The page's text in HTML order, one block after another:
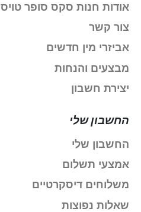
אודות חנות סקס סופר טויס
צור קשר
אביזרי מין חדשים
מבצעים והנחות
יצירת חשבון
החשבון שלי
החשבון שלי
אמצעי תשלום
משלוחים דיסקרטיים
שאלות נפוצות